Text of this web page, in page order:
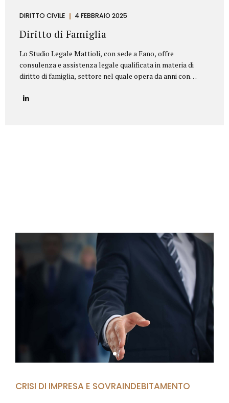
DIRITTO CIVILE 4 FEBBRAIO 2025
Diritto di Famiglia
Lo Studio Legale Mattioli, con sede a Fano, offre
consulenza e assistenza legale qualificata in materia di
diritto di famiglia, settore nel quale opera da anni con
consolidata, lo Studio affronta con professionalità tutte le
CRISI DI IMPRESA E SOVRAINDEBITAMENTO